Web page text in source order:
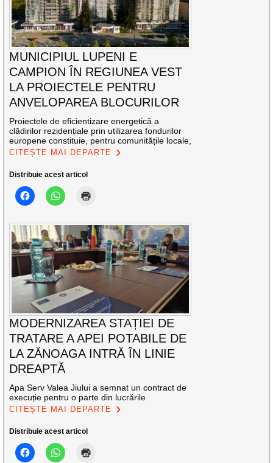
MUNICIPIUL LUPENI E
CAMPION ÎN REGIUNEA VEST
LA PROIECTELE PENTRU
ANVELOPAREA BLOCURILOR
Proiectele de eficientizare energetică a
clădirilor rezidențiale prin utilizarea fondurilor
europene constituie, pentru comunitățile locale,
CITEȘTE MAI DEPARTE
Distribuie acest articol
MODERNIZAREA STAȚIEI DE
TRATARE A APEI POTABILE DE
LA ZĂNOAGA INTRĂ ÎN LINIE
DREAPTĂ
Apa Serv Valea Jiului a semnat un contract de
execuție pentru o parte din lucrările
CITEȘTE MAI DEPARTE
Distribuie acest articol